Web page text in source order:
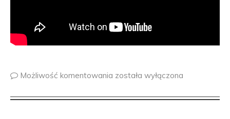
Możliwość komentowania została wyłączona